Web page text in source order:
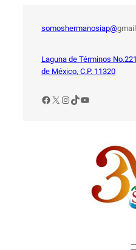
somoshermanosiap@
Laguna de Términos
de México, C.P. 11320
Facebook
X Instagram
TikTok
YouTube